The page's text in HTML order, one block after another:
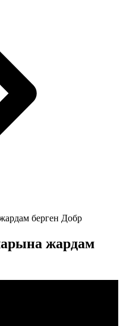
берген Добр
жардам